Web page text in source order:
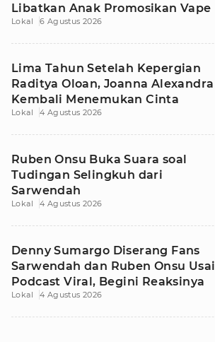
Libatkan Anak Promosikan Vape
Lokal 6 Agustus 2026
Lima Tahun Setelah Kepergian
Raditya Oloan, Joanna Alexandra
Kembali Menemukan Cinta
Lokal 4 Agustus 2026
Ruben Onsu Buka Suara soal
Tudingan Selingkuh dari
Sarwendah
Lokal 4 Agustus 2026
Denny Sumargo Diserang Fans
Sarwendah dan Ruben Onsu Usai
Podcast Viral, Begini Reaksinya
Lokal 4 Agustus 2026